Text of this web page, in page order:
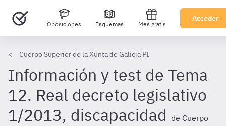
Oposiciones Esquemas Mes gratis
Acceder
Cuerpo Superior de la Xunta de Galicia PI
Información y test de Tema
12. Real decreto legislativo
1/2013, discapacidad de Cuerpo